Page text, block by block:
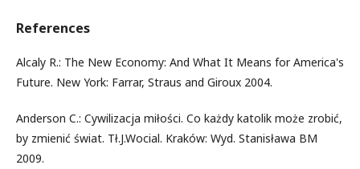
References
Alcaly R.: The New Economy: And What It Means for America's
Future. New York: Farrar, Straus and Giroux 2004.
Anderson C.: Cywilizacja miłości. Co każdy katolik może zrobić,
by zmienić świat. Tł.J.Wocial. Kraków: Wyd. Stanisława BM
2009.